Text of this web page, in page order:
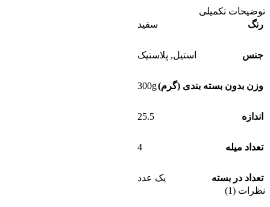
توضیحات تکمیلی
رنگ
سفید
جنس استیل, پلاستیک
وزن بدون بسته بندی (گرم)300g
اندازه 25.5
تعداد میله 4
تعداد در بسته
یک عدد
نظرات (1)